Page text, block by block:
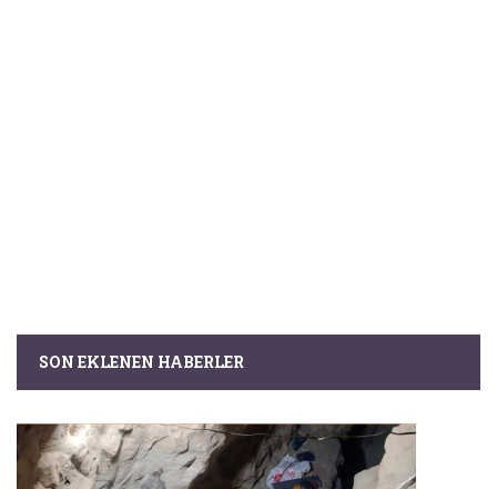
SON EKLENEN HABERLER